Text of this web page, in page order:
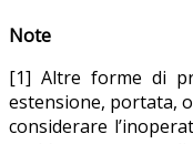
Note
[1] Altre forme di
estensione, portata,
considerare